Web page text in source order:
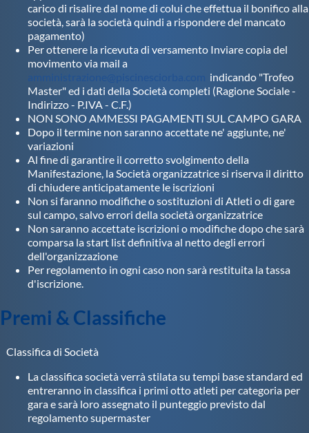
carico di risalire dal nome di colui che effettua il bonifico alla
società, sarà la società quindi a rispondere del mancato
pagamento)
Per ottenere la ricevuta di versamento Inviare copia del
movimento via mail a
amministrazione@piscinesciorba.com
indicando "Trofeo
Master" ed i dati della Società completi (Ragione Sociale -
Indirizzo - P.IVA - C.F.)
NON SONO AMMESSI PAGAMENTI SUL CAMPO GARA
Dopo il termine non saranno accettate ne' aggiunte, ne'
variazioni
Al fine di garantire il corretto svolgimento della
Manifestazione, la Società organizzatrice si riserva il diritto
di chiudere anticipatamente le iscrizioni
Non si faranno modifiche o sostituzioni di Atleti o di gare
sul campo, salvo errori della società organizzatrice
Non saranno accettate iscrizioni o modifiche dopo che sarà
comparsa la start list definitiva al netto degli errori
dell'organizzazione
Per regolamento in ogni caso non sarà restituita la tassa
d'iscrizione.
Premi & Classifiche
Classifica di Società
La classifica società verrà stilata su tempi base standard ed
entreranno in classifica i primi otto atleti per categoria per
gara e sarà loro assegnato il punteggio previsto dal
regolamento supermaster